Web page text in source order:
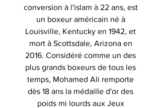
conversion à l'islam à 22 ans, est
un boxeur américain né à
Louisville, Kentucky en 1942, et
mort à Scottsdale, Arizona en
2016. Considéré comme un des
plus grands boxeurs de tous les
temps, Mohamed Ali remporte
dès 18 ans la médaille d'or des
poids mi lourds aux Jeux